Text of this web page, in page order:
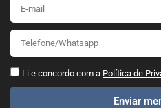
Li e concordo com a Política de
Enviar